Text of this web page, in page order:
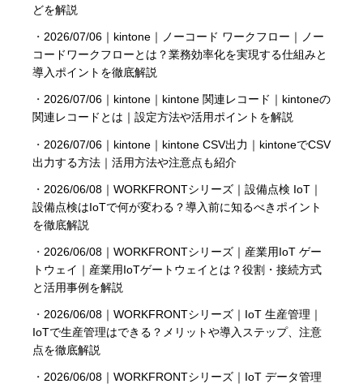
どを解説
・ 2026/07/06｜kintone｜ノーコード ワークフロー｜ノー
コードワークフローとは？業務効率化を実現する仕組みと
導入ポイントを徹底解説
・ 2026/07/06｜kintone｜kintone 関連レコード｜kintoneの
関連レコードとは｜設定方法や活用ポイントを解説
・ 2026/07/06｜kintone｜kintone CSV出力｜kintoneでCSV
出力する方法｜活用方法や注意点も紹介
・ 2026/06/08｜WORKFRONTシリーズ｜設備点検 IoT｜
設備点検はIoTで何が変わる？導入前に知るべきポイント
を徹底解説
・ 2026/06/08｜WORKFRONTシリーズ｜産業用IoT ゲー
トウェイ｜産業用IoTゲートウェイとは？役割・接続方式
と活用事例を解説
・ 2026/06/08｜WORKFRONTシリーズ｜IoT 生産管理｜
IoTで生産管理はできる？メリットや導入ステップ、注意
点を徹底解説
・ 2026/06/08｜WORKFRONTシリーズ｜IoT データ管理